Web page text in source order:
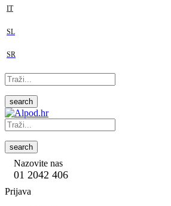
IT
SL
SR
search
search
Nazovite nas
01 2042 406
Prijava